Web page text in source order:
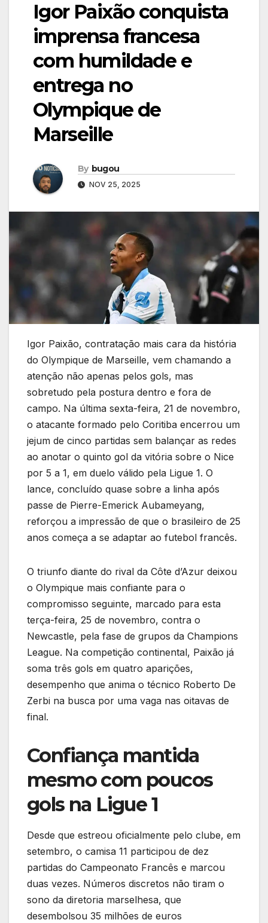
Igor Paixão conquista
imprensa francesa
com humildade e
entrega no
Olympique de
Marseille
By bugou
NOV 25, 2025
Igor Paixão, contratação mais cara da história
do Olympique de Marseille, vem chamando a
atenção não apenas pelos gols, mas
sobretudo pela postura dentro e fora de
campo. Na última sexta-feira, 21 de novembro,
o atacante formado pelo Coritiba encerrou um
jejum de cinco partidas sem balançar as redes
ao anotar o quinto gol da vitória sobre o Nice
por 5 a 1, em duelo válido pela Ligue 1. O
lance, concluído quase sobre a linha após
passe de Pierre-Emerick Aubameyang,
reforçou a impressão de que o brasileiro de 25
anos começa a se adaptar ao futebol francês.
O triunfo diante do rival da Côte d’Azur deixou
o Olympique mais confiante para o
compromisso seguinte, marcado para esta
terça-feira, 25 de novembro, contra o
Newcastle, pela fase de grupos da Champions
League. Na competição continental, Paixão já
soma três gols em quatro aparições,
desempenho que anima o técnico Roberto De
Zerbi na busca por uma vaga nas oitavas de
final.
Confiança mantida
mesmo com poucos
gols na Ligue 1
Desde que estreou oficialmente pelo clube, em
setembro, o camisa 11 participou de dez
partidas do Campeonato Francês e marcou
duas vezes. Números discretos não tiram o
sono da diretoria marselhesa, que
desembolsou 35 milhões de euros